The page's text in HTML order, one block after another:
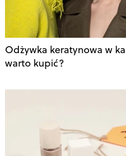
Odżywka keratynowa w
warto kupić?